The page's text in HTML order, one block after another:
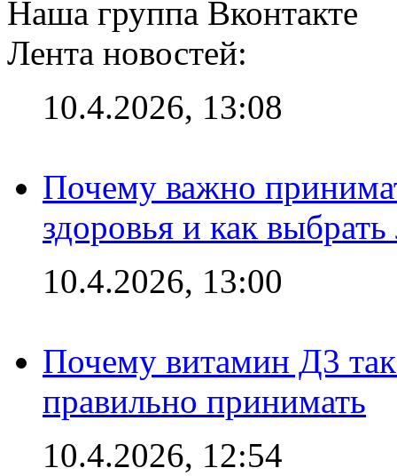
Наша группа Вконтакте
Лента новостей:
10.4.2026, 13:08
Почему важно
здоровья и как
10.4.2026, 13:00
Почему витамин Д3 так
правильно принимать
10.4.2026, 12:54